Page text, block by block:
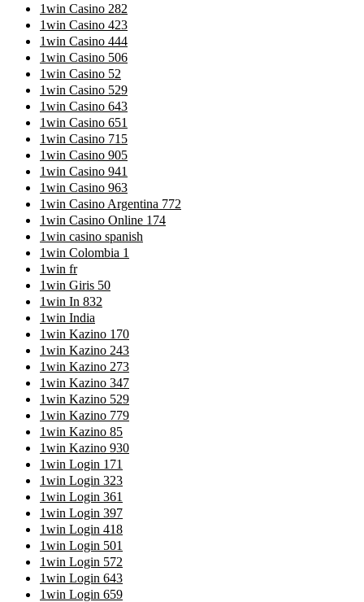
1win Casino 282
1win Casino 423
1win Casino 444
1win Casino 506
1win Casino 52
1win Casino 529
1win Casino 643
1win Casino 651
1win Casino 715
1win Casino 905
1win Casino 941
1win Casino 963
1win Casino Argentina 772
1win Casino Online 174
1win casino spanish
1win Colombia 1
1win fr
1win Giris 50
1win In 832
1win India
1win Kazino 170
1win Kazino 243
1win Kazino 273
1win Kazino 347
1win Kazino 529
1win Kazino 779
1win Kazino 85
1win Kazino 930
1win Login 171
1win Login 323
1win Login 361
1win Login 397
1win Login 418
1win Login 501
1win Login 572
1win Login 643
1win Login 659